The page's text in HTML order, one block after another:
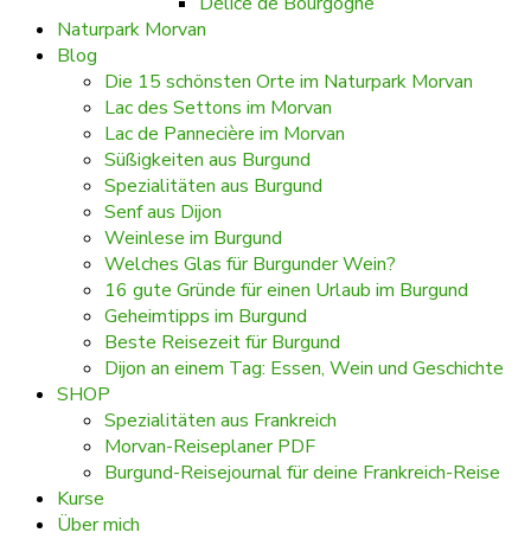
Naturpark Morvan
Blog
Die 15 schönsten Orte im Naturpark Morvan
Lac des Settons im Morvan
Lac de Pannecière im Morvan
Süßigkeiten aus Burgund
Spezialitäten aus Burgund
Senf aus Dijon
Weinlese im Burgund
Welches Glas für Burgunder Wein?
16 gute Gründe für einen Urlaub im Burgund
Geheimtipps im Burgund
Beste Reisezeit für Burgund
Dijon an einem Tag: Essen, Wein und Geschichte
SHOP
Spezialitäten aus Frankreich
Morvan-Reiseplaner PDF
Burgund-Reisejournal für deine Frankreich-Reise
Kurse
Über mich